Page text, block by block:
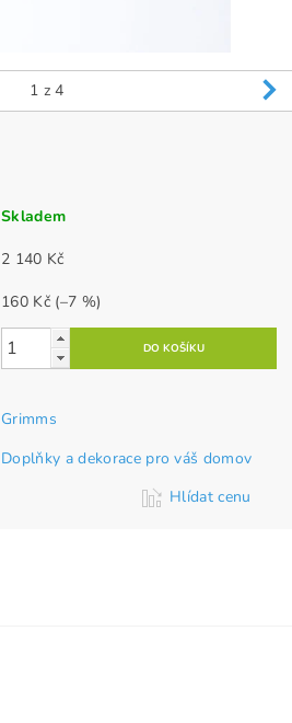
1 z 4
Skladem
2 140 Kč
160 Kč (–7 %)
Grimms
Doplňky a dekorace pro váš domov
Hlídat cenu